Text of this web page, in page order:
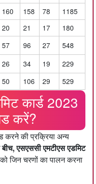
160 158 78
1185
20 21 17
180
57 96 27
548
26 34 19
229
50 106 29 529
कार्ड 2023
करें?
करने की प्रक्रिया अन्य
एसएससी एमटीएस एडमिट
जिन चरणों का पालन करना